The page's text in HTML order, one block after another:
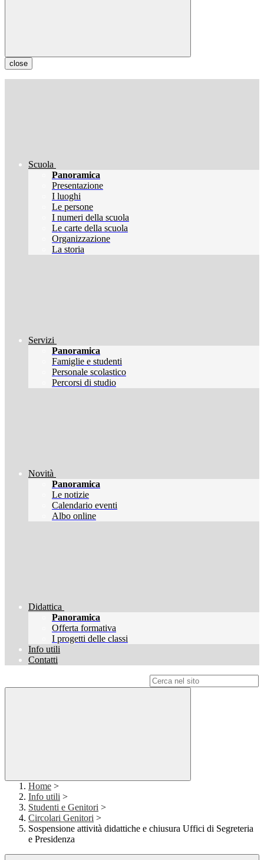
close
Scuola
Panoramica
Presentazione
I luoghi
Le persone
I numeri della scuola
Le carte della scuola
Organizzazione
La storia
Servizi
Panoramica
Famiglie e studenti
Personale scolastico
Percorsi di studio
Novità
Panoramica
Le notizie
Calendario eventi
Albo online
Didattica
Panoramica
Offerta formativa
I progetti delle classi
Info utili
Contatti
Home >
Info utili >
Studenti e Genitori >
Circolari Genitori >
Sospensione attività didattiche e chiusura Uffici di Segreteria
e Presidenza